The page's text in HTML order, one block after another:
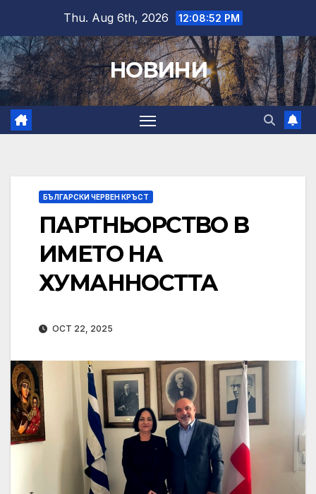
content
Thu. Aug 6th, 2026 12:08:54 PM
НОВИНИ
БЪЛГАРСКИ ЧЕРВЕН КРЪСТ
ПАРТНЬОРСТВО В
ИМЕТО НА
ХУМАННОСТТА
OCT 22, 2025